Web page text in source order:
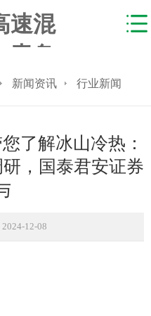
新闻资讯 行业新闻
了解冰山冷热：
，国泰君安证券
12-08